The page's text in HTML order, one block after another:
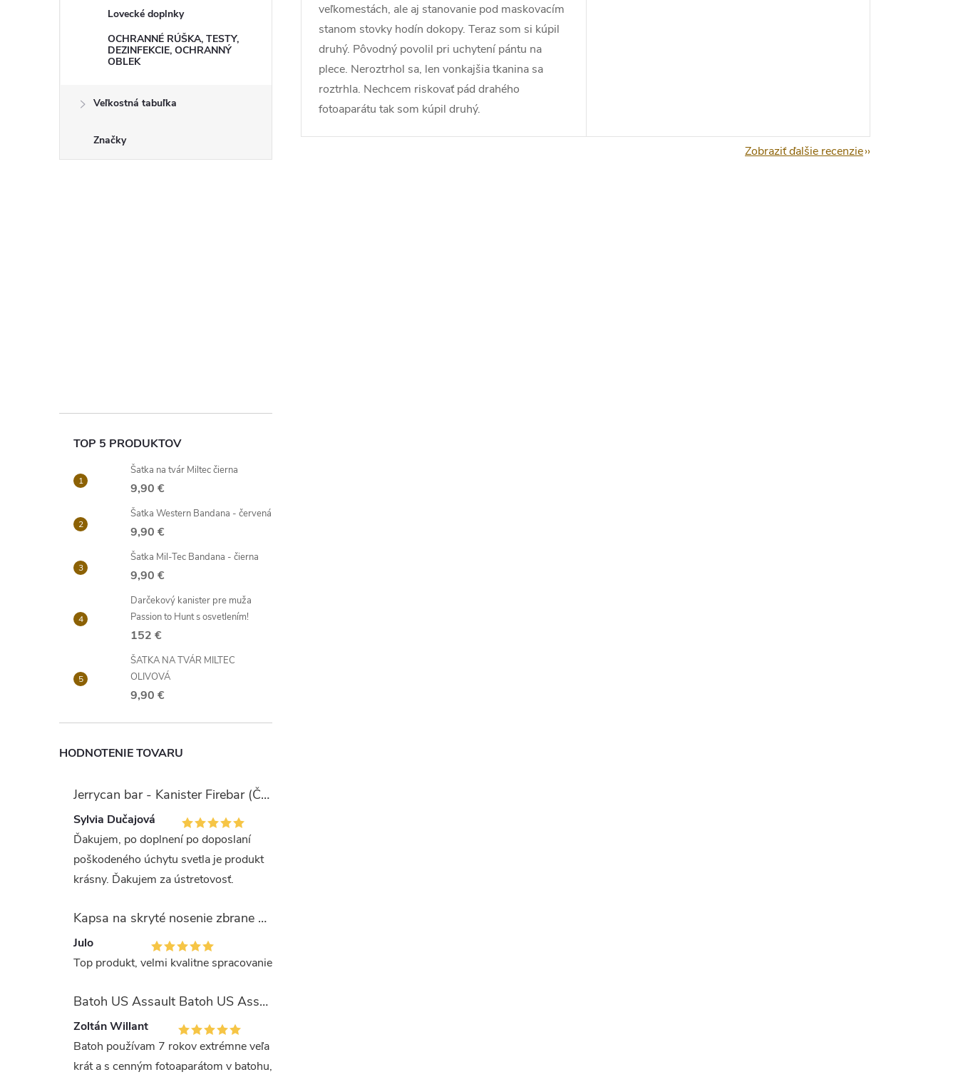
Lovecké doplnky
OCHRANNÉ RÚŠKA, TESTY,
DEZINFEKCIE, OCHRANNÝ
OBLEK
Veľkostná tabuľka
Značky
TOP 5 PRODUKTOV
Šatka na tvár Miltec čierna
9,90 €
Šatka Western Bandana - červená
9,90 €
Šatka Mil-Tec Bandana - čierna
9,90 €
Darčekový kanister pre muža
Passion to Hunt s osvetlením!
152 €
ŠATKA NA TVÁR MILTEC
OLIVOVÁ
9,90 €
HODNOTENIE TOVARU
Jerrycan bar - Kanister Firebar (Červený)
Sylvia Dučajová
Ďakujem, po doplnení po doposlaní
poškodeného úchytu svetla je produkt
krásny. Ďakujem za ústretovosť.
Kapsa na skryté nosenie zbrane OLIVA (veľkosť Glock 17/19)
Julo
Top produkt, velmi kvalitne spracovanie
Batoh US Assault Batoh US Assault "LASER CUT" 36l MULTIT.
Zoltán Willant
Batoh používam 7 rokov extrémne veľa
krát a s cenným fotoaparátom v batohu,
veľkomestách, ale aj stanovanie pod maskovacím
stanom stovky hodín dokopy. Teraz som si kúpil
druhý. Pôvodný povolil pri uchytení pántu na
plece. Neroztrhol sa, len vonkajšia tkanina sa
roztrhla. Nechcem riskovať pád drahého
fotoaparátu tak som kúpil druhý.
Zobraziť ďalšie recenzie